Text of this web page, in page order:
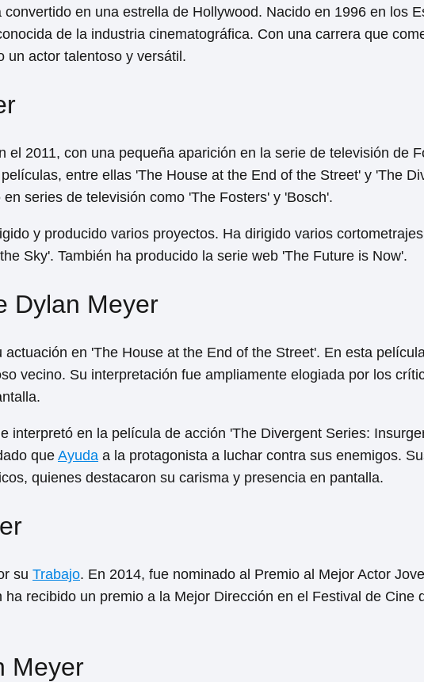
en una estrella de Hollywood. Nacido en 1996 en los
de la industria cinematográfica. Con una carrera que
un actor talentoso y versátil.
el 2011, con una pequeña aparición en la serie de televisión de
entre ellas 'The House at the End of the Street' y 'The
series de televisión como 'The Fosters' y 'Bosch'.
y producido varios proyectos. Ha dirigido varios
Sky'. También ha producido la serie web 'The Future is Now'.
Dylan Meyer
en 'The House at the End of the Street'. En esta
vecino. Su interpretación fue ampliamente elogiada por los
interpretó en la película de acción 'The Divergent Series:
que Ayuda a la protagonista a luchar contra sus enemigos.
quienes destacaron su carisma y presencia en pantalla.
su Trabajo. En 2014, fue nominado al Premio al Mejor Actor
recibido un premio a la Mejor Dirección en el Festival de Cine
Meyer